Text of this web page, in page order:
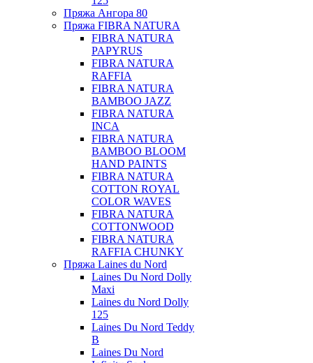
Пряжа Ангора 80
Пряжа FIBRA NATURA
FIBRA NATURA
PAPYRUS
FIBRA NATURA
RAFFIA
FIBRA NATURA
BAMBOO JAZZ
FIBRA NATURA
INCA
FIBRA NATURA
BAMBOO BLOOM
HAND PAINTS
FIBRA NATURA
COTTON ROYAL
COLOR WAVES
FIBRA NATURA
COTTONWOOD
FIBRA NATURA
RAFFIA CHUNKY
Пряжа Laines du Nord
Laines Du Nord Dolly
Maxi
Laines du Nord Dolly
125
Laines Du Nord Teddy
B
Laines Du Nord